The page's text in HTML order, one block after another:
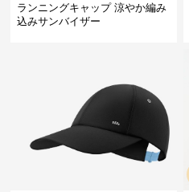
ランニングキャップ 涼やか編み
込みサンバイザー